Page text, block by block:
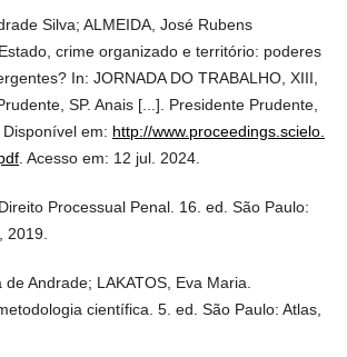
Silva; ALMEIDA, José Rubens
crime organizado e território: poderes
In: JORNADA DO TRABALHO, XIII,
SP. Anais [...]. Presidente Prudente,
Disponível em: http://www.proceedings.scielo.
. Acesso em: 12 jul. 2024.
Processual Penal. 16. ed. São Paulo:
2019.
Andrade; LAKATOS, Eva Maria.
científica. 5. ed. São Paulo: Atlas,